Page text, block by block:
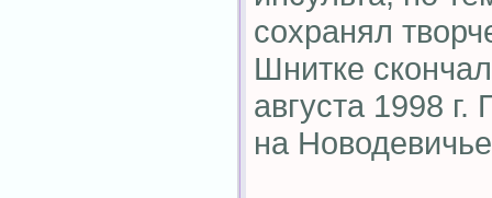
сохранял
Шнитке
августа 1998
на